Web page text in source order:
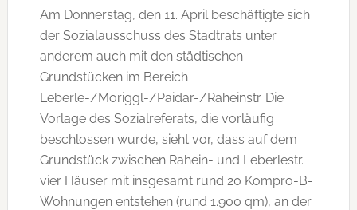
Am Donnerstag, den 11. April beschäftigte sich
der Sozialausschuss des Stadtrats unter
anderem auch mit den städtischen
Grundstücken im Bereich
Leberle-/Moriggl-/Paidar-/Raheinstr. Die
Vorlage des Sozialreferats, die vorläufig
beschlossen wurde, sieht vor, dass auf dem
Grundstück zwischen Rahein- und Leberlestr.
vier Häuser mit insgesamt rund 20 Kompro-B-
Wohnungen entstehen (rund 1.900 qm), an der